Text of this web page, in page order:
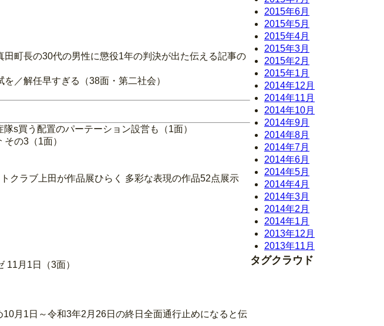
町長の30代の男性に懲役1年の判決が出た伝える記事の
／解任早すぎる（38面・第二社会）
s買う配置のパーテーション設営も（1面）
の3（1面）
クラブ上田が作品展ひらく 多彩な表現の作品52点展示
月1日（3面）
月1日～令和3年2月26日の終日全面通行止めになると伝
2015年6月
2015年5月
2015年4月
2015年3月
2015年2月
2015年1月
2014年12月
2014年11月
2014年10月
2014年9月
2014年8月
2014年7月
2014年6月
2014年5月
2014年4月
2014年3月
2014年2月
2014年1月
2013年12月
2013年11月
タグクラウド